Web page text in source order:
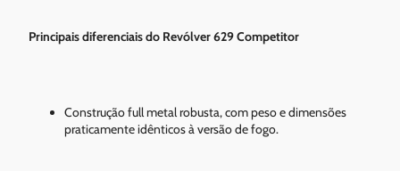
Principais diferenciais do Revólver 629 Competitor
Construção full metal robusta, com peso e dimensões
praticamente idênticos à versão de fogo.